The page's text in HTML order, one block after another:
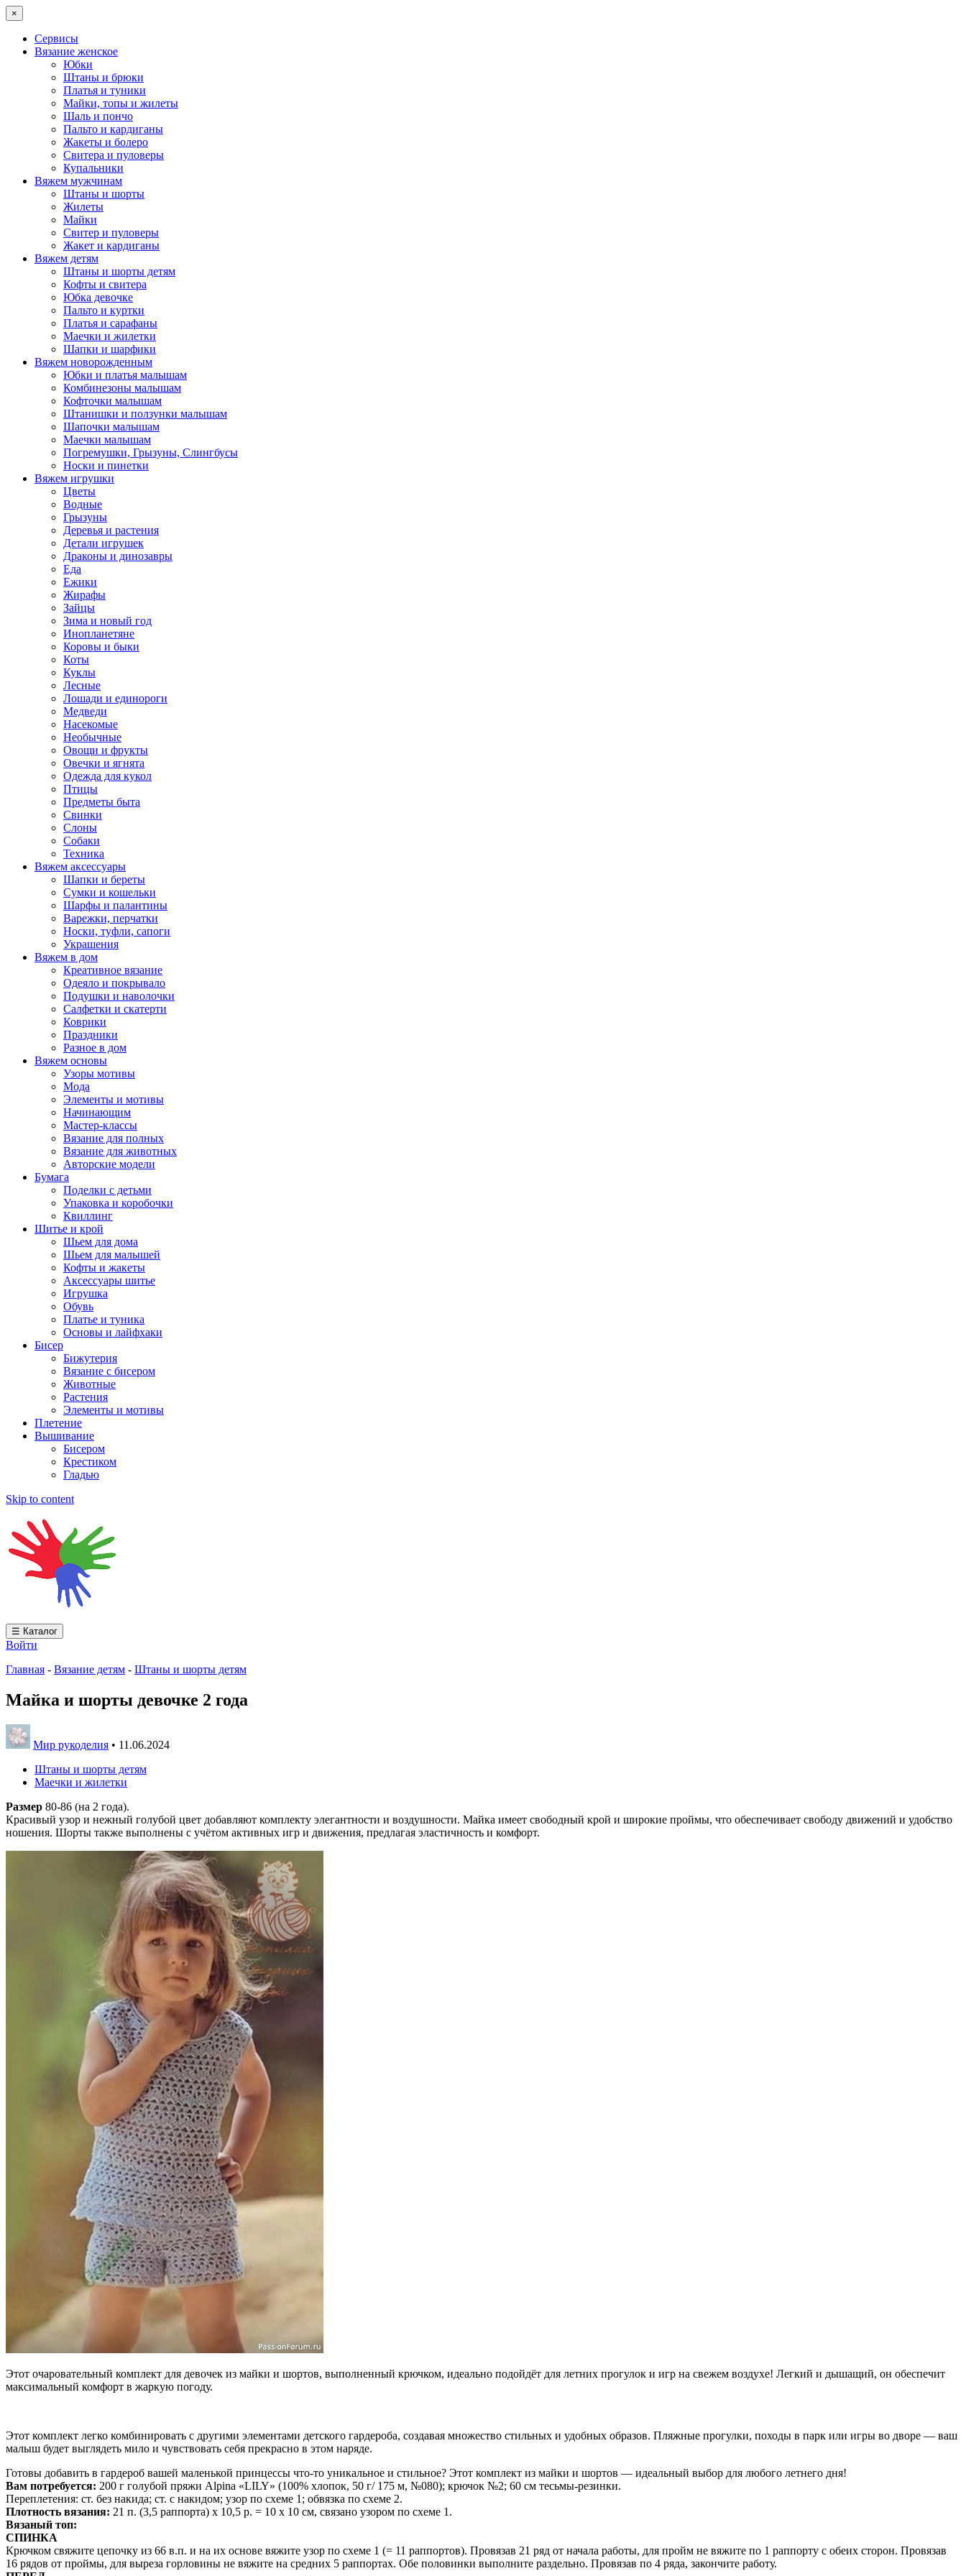
×
Сервисы
Вязание женское
Юбки
Штаны и брюки
Платья и туники
Майки, топы и жилеты
Шаль и пончо
Пальто и кардиганы
Жакеты и болеро
Свитера и пуловеры
Купальники
Вяжем мужчинам
Штаны и шорты
Жилеты
Майки
Свитер и пуловеры
Жакет и кардиганы
Вяжем детям
Штаны и шорты детям
Кофты и свитера
Юбка девочке
Пальто и куртки
Платья и сарафаны
Маечки и жилетки
Шапки и шарфики
Вяжем новорожденным
Юбки и платья малышам
Комбинезоны малышам
Кофточки малышам
Штанишки и ползунки малышам
Шапочки малышам
Маечки малышам
Погремушки, Грызуны, Слингбусы
Носки и пинетки
Вяжем игрушки
Цветы
Водные
Грызуны
Деревья и растения
Детали игрушек
Драконы и динозавры
Еда
Ежики
Жирафы
Зайцы
Зима и новый год
Инопланетяне
Коровы и быки
Коты
Куклы
Лесные
Лошади и единороги
Медведи
Насекомые
Необычные
Овощи и фрукты
Овечки и ягнята
Одежда для кукол
Птицы
Предметы быта
Свинки
Слоны
Собаки
Техника
Вяжем аксессуары
Шапки и береты
Сумки и кошельки
Шарфы и палантины
Варежки, перчатки
Носки, туфли, сапоги
Украшения
Вяжем в дом
Креативное вязание
Одеяло и покрывало
Подушки и наволочки
Салфетки и скатерти
Коврики
Праздники
Разное в дом
Вяжем основы
Узоры мотивы
Мода
Элементы и мотивы
Начинающим
Мастер-классы
Вязание для полных
Вязание для животных
Авторские модели
Бумага
Поделки с детьми
Упаковка и коробочки
Квиллинг
Шитье и крой
Шьем для дома
Шьем для малышей
Кофты и жакеты
Аксессуары шитье
Игрушка
Обувь
Платье и туника
Основы и лайфхаки
Бисер
Бижутерия
Вязание с бисером
Животные
Растения
Элементы и мотивы
Плетение
Вышивание
Бисером
Крестиком
Гладью
Skip to content
☰ Каталог
Войти
Главная - Вязание детям - Штаны и шорты детям
Майка и шорты девочке 2 года
Мир рукоделия • 11.06.2024
Штаны и шорты детям
Маечки и жилетки
Размер 80-86 (на 2 года).
Красивый узор и нежный голубой цвет добавляют комплекту элегантности и воздушности. Майка имеет свободный крой и широкие проймы, что обеспечивает свободу движений и удобство
ношения. Шорты также выполнены с учётом активных игр и движения, предлагая эластичность и комфорт.
Этот очаровательный комплект для девочек из майки и шортов, выполненный крючком, идеально подойдёт для летних прогулок и игр на свежем воздухе! Легкий и дышащий, он обеспечит
максимальный комфорт в жаркую погоду.
Этот комплект легко комбинировать с другими элементами детского гардероба, создавая множество стильных и удобных образов. Пляжные прогулки, походы в парк или игры во дворе — ваш
малыш будет выглядеть мило и чувствовать себя прекрасно в этом наряде.
Готовы добавить в гардероб вашей маленькой принцессы что-то уникальное и стильное? Этот комплект из майки и шортов — идеальный выбор для любого летнего дня!
Вам потребуется: 200 г голубой пряжи Alpina «LILY» (100% хлопок, 50 г/ 175 м, №080); крючок №2; 60 см тесьмы-резинки.
Переплетения: ст. без накида; ст. с накидом; узор по схеме 1; обвязка по схеме 2.
Плотность вязания: 21 п. (3,5 раппорта) х 10,5 р. = 10 х 10 см, связано узором по схеме 1.
Вязаный топ:
СПИНКА
Крючком свяжите цепочку из 66 в.п. и на их основе вяжите узор по схеме 1 (= 11 раппортов). Провязав 21 ряд от начала работы, для пройм не вяжите по 1 раппорту с обеих сто­рон. Провязав
16 рядов от проймы, для выреза горловины не вяжите на средних 5 раппортах. Обе половинки выполните раздельно. Провязав по 4 ряда, закончите работу.